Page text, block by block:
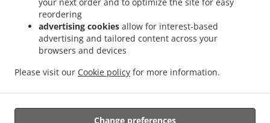
reordering
advertising cookies allow for interest-based
advertising and tailored content across your
browsers and devices
Please visit our Cookie policy for more information.
Change preferences
Pizza Udbringning Albertslund . Pizza Udbringning Taastrup .
Pizza Udbringning
Vallensbæk
Pizza Udbringning Glostrup . Pizza Udbringning Brøndby
Udbringning Vallensbæk Strand
. Pizza Udbringning Hvidovre . Pizza Udbringning
København
. Pizza Udbringning Ishøj
Udbringning Hedehusene
Pizza Udbringning Skovlunde Pizza Udbringning Rødovre